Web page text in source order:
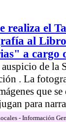
realiza el
al
a cargo
de la
. La
que se
para
- Información